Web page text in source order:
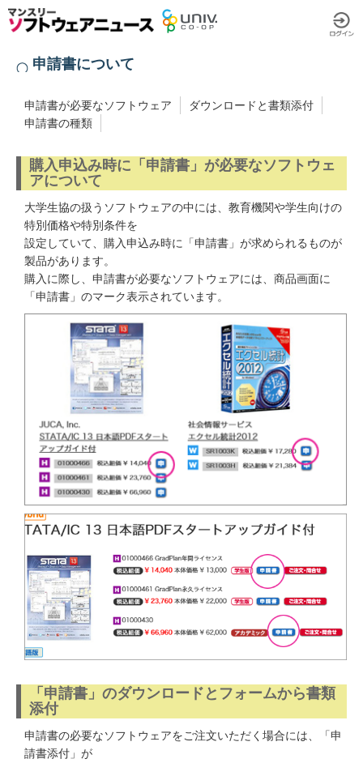
申請書について
申請書が必要なソフトウェア
ダウンロードと書類添付
申請書の種類
購入申込み時に「申請書」が必要なソフトウェ
アについて
大学生協の扱うソフトウェアの中には、教育機関や学生向けの
特別価格や特別条件を
設定していて、購入申込み時に「申請書」が求められるものが
製品があります。
購入に際し、申請書が必要なソフトウェアには、商品画面に
「申請書」のマーク表示されています。
「申請書」のダウンロードとフォームから書類
添付
申請書の必要なソフトウェアをご注文いただく場合には、「申
請書添付」が